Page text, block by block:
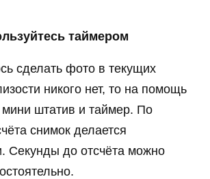
таймером
сделать фото в текущих
никого нет, то на помощь
мини штатив и таймер. По
снимок делается
Секунды до отсчёта можно